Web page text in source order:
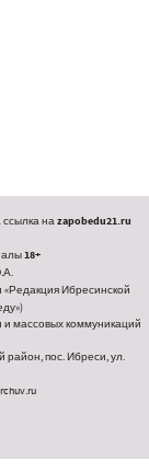
наzapobedu21.ru
18+
Ибресинской
массовых коммуникаций
район, пос. Ибреси, ул.